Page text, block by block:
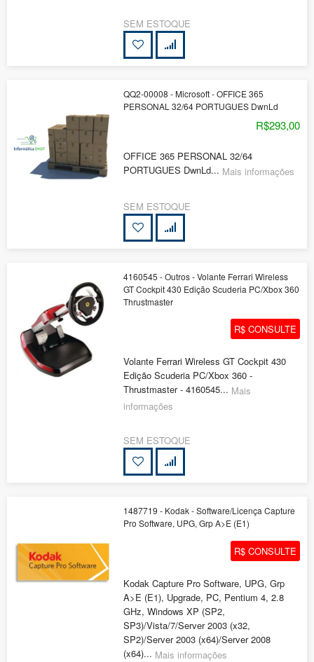
SEM ESTOQUE
QQ2-00008 - Microsoft - OFFICE 365
PERSONAL 32/64 PORTUGUES DwnLd
R$293,00
OFFICE 365 PERSONAL 32/64
PORTUGUES DwnLd... Mais informações
SEM ESTOQUE
4160545 - Outros - Volante Ferrari Wireless
GT Cockpit 430 Edição Scuderia PC/Xbox 360
Thrustmaster
R$ CONSULTE
Volante Ferrari Wireless GT Cockpit 430
Edição Scuderia PC/Xbox 360 -
Thrustmaster - 4160545... Mais
informações
SEM ESTOQUE
1487719 - Kodak - Software/Licença Capture
Pro Software, UPG, Grp A>E (E1)
R$ CONSULTE
Kodak Capture Pro Software, UPG, Grp
A>E (E1), Upgrade, PC, Pentium 4, 2.8
GHz, Windows XP (SP2,
SP3)/Vista/7/Server 2003 (x32,
SP2)/Server 2003 (x64)/Server 2008
(x64)... Mais informações